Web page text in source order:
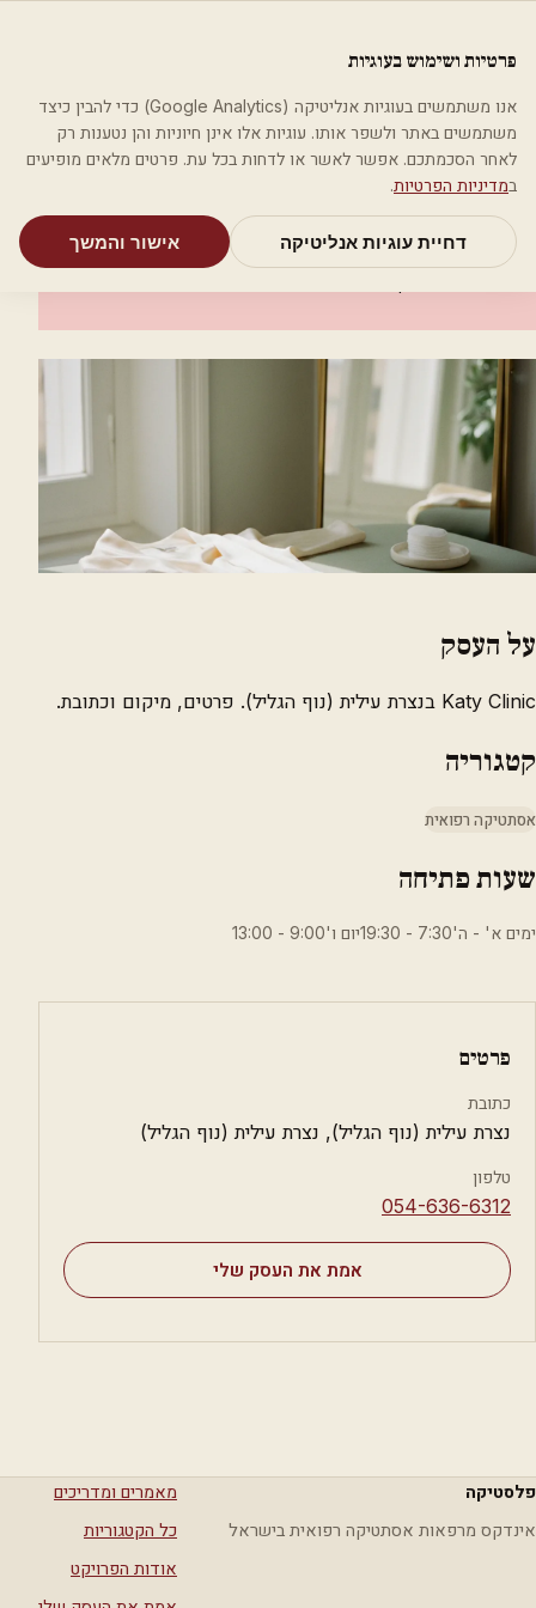
מאמריםקטגוריותחיפושאודות
בית קטגוריות אסתטיקה רפואית Katy Clinic
אסתטיקה רפואית
Katy Clinic
על העסק
Katy Clinic בנצרת עילית (נוף הגליל). פרטים, מיקום וכתובת.
קטגוריה
אסתטיקה רפואית
שעות פתיחה
ימים א' - ה'7:30 - 19:30יום ו'9:00 - 13:00
פרטים
כתובת
נצרת עילית (נוף הגליל), נצרת עילית (נוף הגליל)
טלפון
⁦054-636-6312⁩
אמת את העסק שלי
פלסטיקה
אינדקס מרפאות אסתטיקה רפואית בישראל
מאמרים ומדריכים
כל הקטגוריות
אודות הפרויקט
פרטיות ושימוש בעוגיות
אנו משתמשים בעוגיות אנליטיקה (Google Analytics) כדי להבין כיצד
משתמשים באתר ולשפר אותו. עוגיות אלו אינן חיוניות והן נטענות רק
לאחר הסכמתכם. אפשר לאשר או לדחות בכל עת. פרטים מלאים מופיעים
במדיניות הפרטיות.
דחיית עוגיות אנליטיקה אישור והמשך